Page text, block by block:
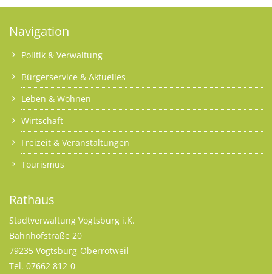
Navigation
Politik & Verwaltung
Bürgerservice & Aktuelles
Leben & Wohnen
Wirtschaft
Freizeit & Veranstaltungen
Tourismus
Rathaus
Stadtverwaltung Vogtsburg i.K.
Bahnhofstraße 20
79235 Vogtsburg-Oberrotweil
Tel. 07662 812-0